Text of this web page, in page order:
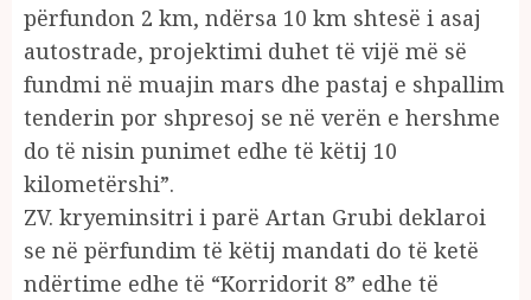
përfundon 2 km, ndërsa 10 km shtesë i asaj
autostrade, projektimi duhet të vijë më së
fundmi në muajin mars dhe pastaj e shpallim
tenderin por shpresoj se në verën e hershme
do të nisin punimet edhe të këtij 10
kilometërshi”.
ZV. kryeminsitri i parë Artan Grubi deklaroi
se në përfundim të këtij mandati do të ketë
ndërtime edhe të “Korridorit 8” edhe të